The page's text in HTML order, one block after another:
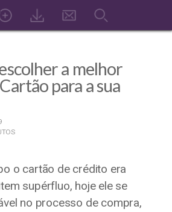
a melhor
para a sua
o cartão de crédito era
supérfluo, hoje ele se
no processo de compra,